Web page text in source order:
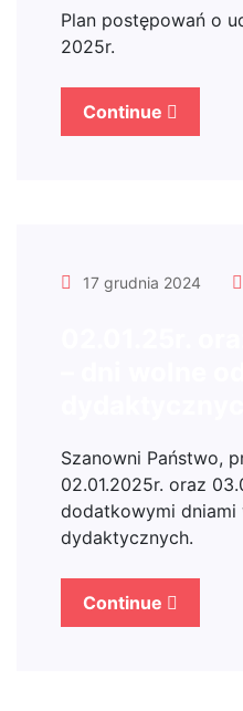
Plan postępowań o
2025r.
Continue
17 grudnia 2024
Szanowni Państwo,
02.01.2025r. oraz
dodatkowymi dniami
dydaktycznych.
Continue